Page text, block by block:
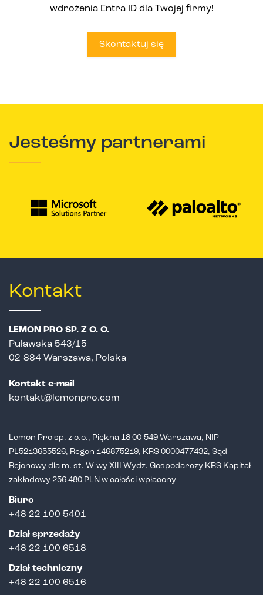
wdrożenia Entra ID dla Twojej firmy!
Skontaktuj się
Jesteśmy partnerami
Kontakt
LEMON PRO SP. Z O. O.
Puławska 543/15
02-884 Warszawa, Polska
Kontakt e-mail
kontakt@lemonpro.com
Lemon Pro sp. z o.o., Piękna 18 00-549 Warszawa, NIP
PL5213655526, Regon 146875219, KRS 0000477432, Sąd
Rejonowy dla m. st. W-wy XIII Wydz. Gospodarczy KRS Kapitał
zakładowy 256 480 PLN w całości wpłacony
Biuro
+48 22 100 5401
Dział sprzedaży
+48 22 100 6518
Dział techniczny
+48 22 100 6516